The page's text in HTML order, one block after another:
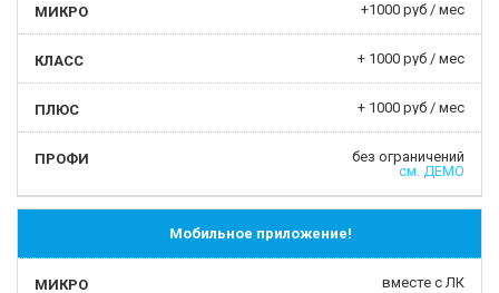
+1000 руб / мес
+ 1000 руб / мес
+ 1000 руб / мес
без ограничений
см. ДЕМО
Мобильное приложение!
вместе с ЛК